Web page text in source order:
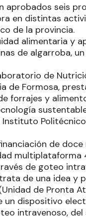
aprobados seis
en distintas
de la provincia.
alimentaria y
de algarroba,
de
de Formosa,
forrajes y
de
multiplataforma
de goteo
de una idea y
de Pronta
dispositivo
intravenoso, del